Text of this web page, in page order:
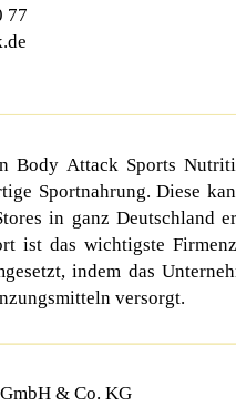
77
Body Attack Sports
Sportnahrung. Diese
in ganz Deutschland
ist das wichtigste
indem das
versorgt.
& Co. KG